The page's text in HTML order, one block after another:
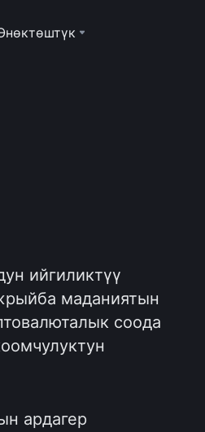
ийгиликтүү
маданиятын
соода
ардагер